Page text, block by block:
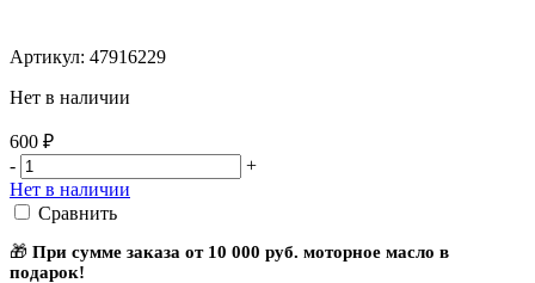
Артикул: 47916229
Нет в наличии
600 ₽
-
+
Нет в наличии
Сравнить
🎁 При сумме заказа от 10 000 руб. моторное масло в
подарок!